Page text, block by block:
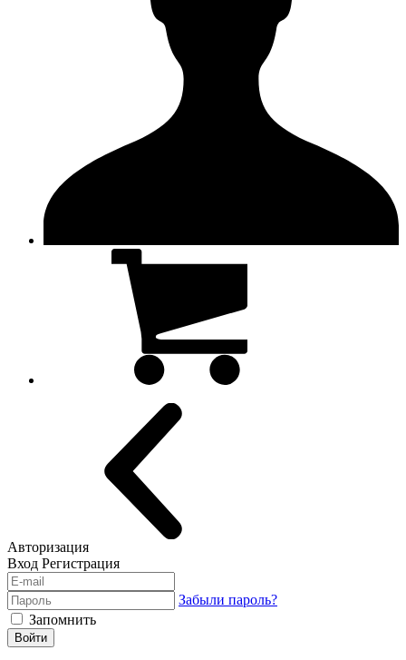
Авторизация
Вход Регистрация
Забыли пароль?
Запомнить
Войти